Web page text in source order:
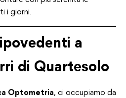
i giorni.
a
di Quartesolo
Optometria, ci occupiamo da